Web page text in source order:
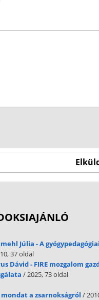
Júlia - A
37 oldal
Dávid - FIRE mozgalom
/ 2025, 73 oldal
mondat a zsarnokságról /